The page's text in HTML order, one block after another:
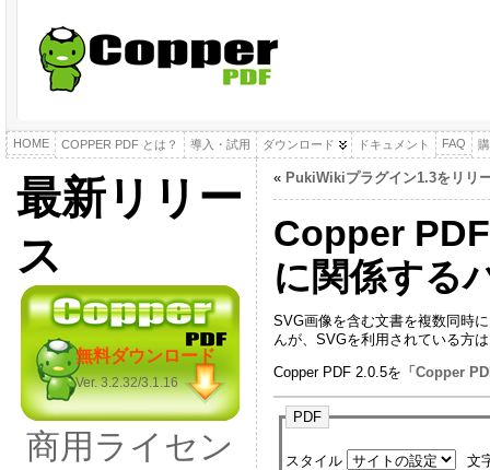
HOME COPPER PDF とは？ 導入・試用 ダウンロード ドキュメント FAQ
最新リリー
ス
無料ダウンロード
Ver. 3.2.32/3.1.16
商用ライセン
« PukiWikiプラグイン1.3をリリ
Copper
に関係する
SVG画像を含む文書を複数同時
んが、SVGを利用されている方
Copper PDF 2.0.5を 「Copper
PDF
スタイル 文